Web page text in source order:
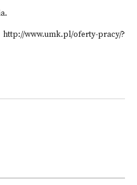
oferty-pracy/?